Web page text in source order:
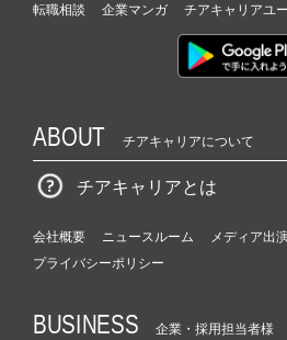
転職相談
企業マンガ チアキャリアユ
ABOUT チアキャリアについて
チアキャリアとは
会社概要 ニュースルーム
メディア出
プライバシーポリシー
BUSINESS 企業・採用担当者様